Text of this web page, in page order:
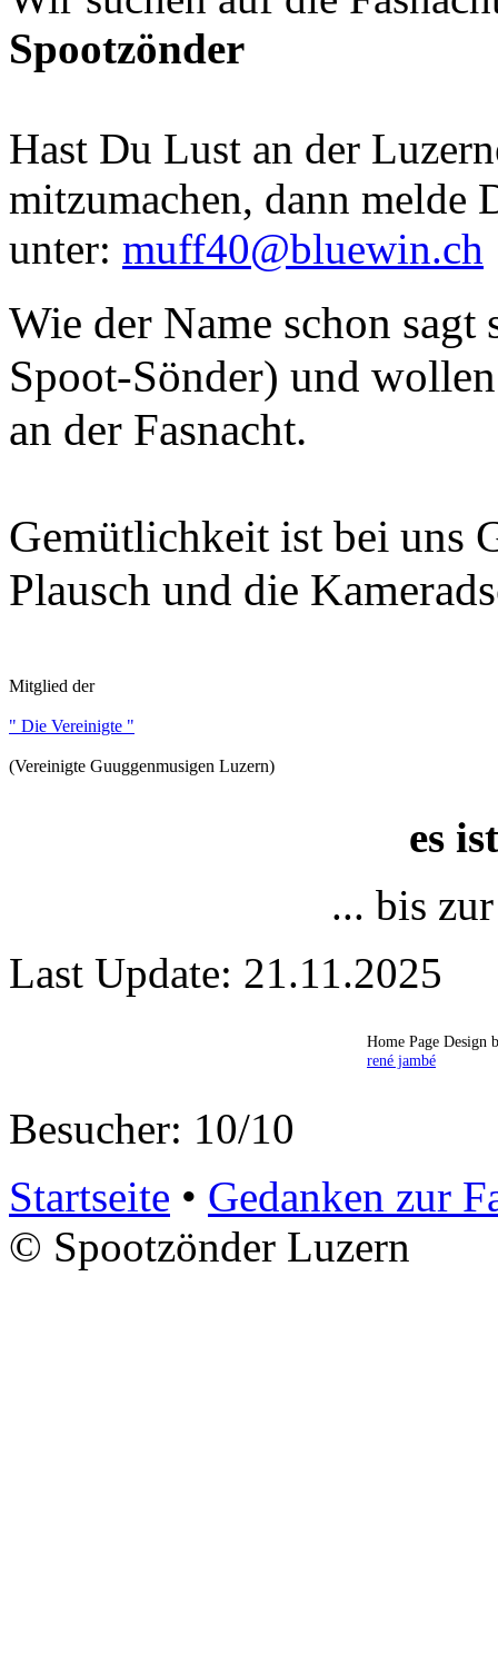
Spootzönder
Hast Du Lust an der
mitzumachen, dann melde
unter: muff40@bluewin.ch
Wie der Name schon
Spoot-Sönder) und
an der Fasnacht.
Gemütlichkeit ist bei uns
Plausch und die
Mitglied der
" Die Vereinigte "
(Vereinigte Guuggenmusigen Luzern)
es
... bis
Last Update: 21.11.2025
Home Page Design
rené jambé
Besucher: 10/10
Startseite • Gedanken zur
© Spootzönder Luzern